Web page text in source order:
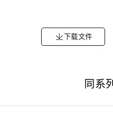
下载文件
同系